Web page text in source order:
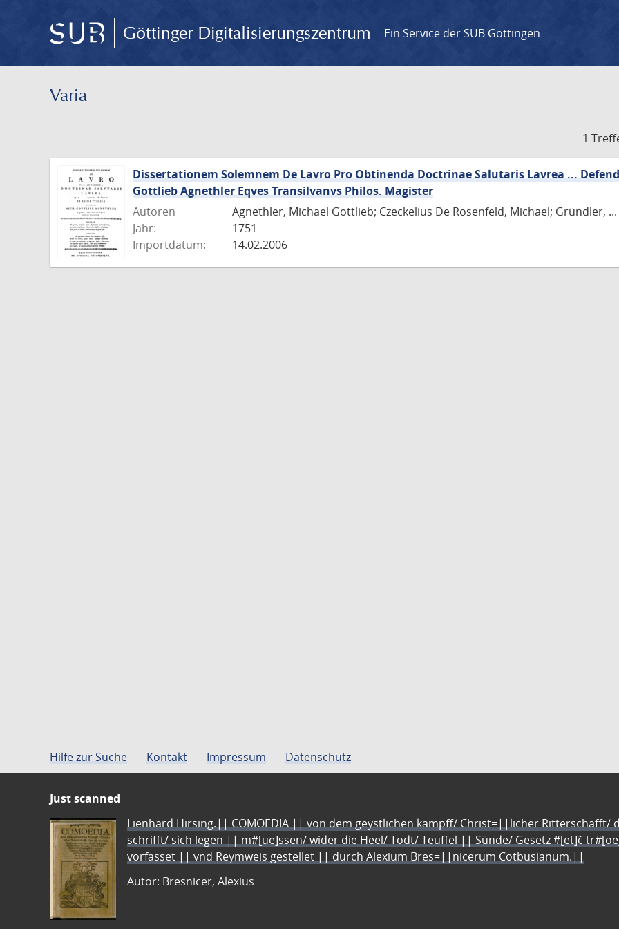
Göttinger Digitalisierungszentrum Ein Service der SUB Göttingen
Varia
1
Dissertationem Solemnem De Lavro Pro Obtinenda Doctrinae Salutaris Lavrea ...
Gottlieb Agnethler Eqves Transilvanvs Philos. Magister
Autoren
Agnethler, Michael Gottlieb; Czeckelius De Rosenfeld, Michael; Gründler, ...
Jahr:
1751
Importdatum:
14.02.2006
Hilfe zur Suche Kontakt Impressum Datenschutz
Just scanned
Lienhard Hirsing.|| COMOEDIA || von dem geystlichen kampff/ Christ=||licher Ritterschafft/
schrifft/ sich legen || m#[ue]ssen/ wider die Heel/ Todt/ Teuffel || Sünde/ Gesetz #[et]c̃
vorfasset || vnd Reymweis gestellet || durch Alexium Bres=||nicerum Cotbusianum.||
Autor: Bresnicer, Alexius